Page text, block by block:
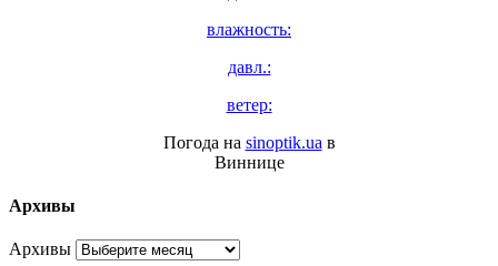
влажность:
давл.:
ветер:
Погода на sinoptik.ua в
Виннице
Архивы
Архивы